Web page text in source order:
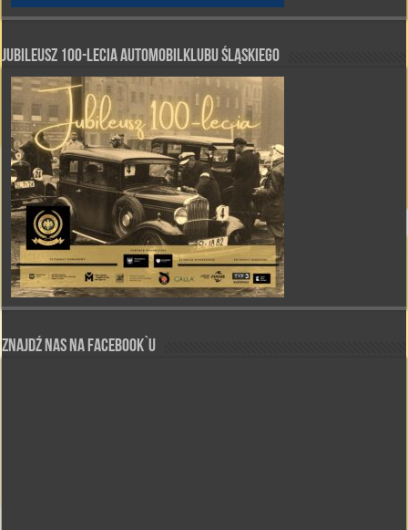
Jubileusz 100-lecia Automobilklubu Śląskiego
Znajdź nas na Facebook`u